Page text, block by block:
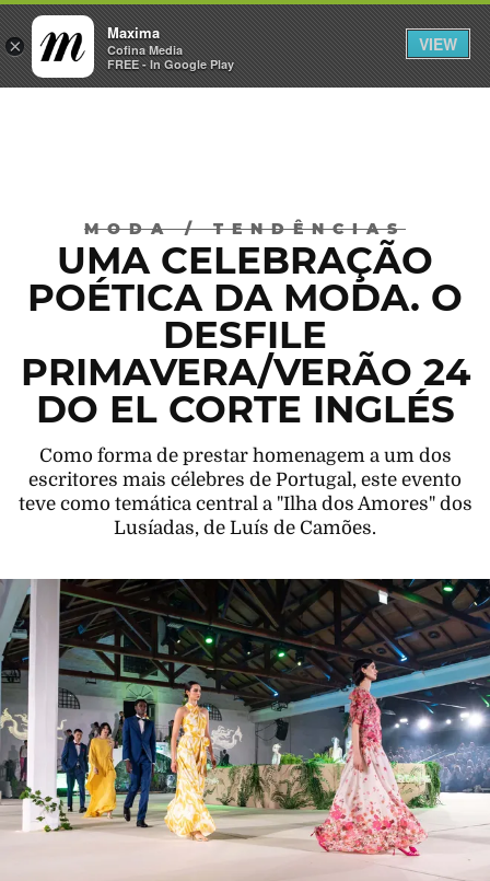
×
Maxima
Cofina Media
FREE - In Google Play
VIEW
INICIAR SESSÃO
MODA/ TENDÊNCIAS
UMA CELEBRAÇÃO
POÉTICA DA MODA. O
DESFILE
PRIMAVERA/VERÃO 24
DO EL CORTE INGLÉS
Como forma de prestar homenagem a um dos
escritores mais célebres de Portugal, este evento
teve como temática central a "Ilha dos Amores" dos
Lusíadas, de Luís de Camões.